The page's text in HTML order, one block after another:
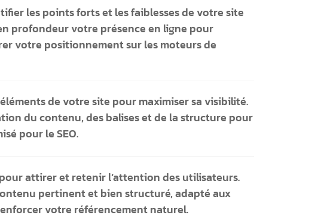
les points forts et les faiblesses de votre site
profondeur votre présence en ligne pour
votre positionnement sur les moteurs de
de votre site pour maximiser sa visibilité.
du contenu, des balises et de la structure pour
pour le SEO.
attirer et retenir l’attention des utilisateurs.
pertinent et bien structuré, adapté aux
votre référencement naturel.